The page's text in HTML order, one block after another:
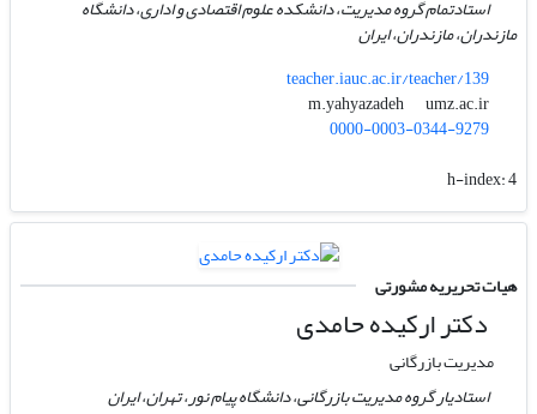
استادتمام گروه مدیریت، دانشکده علوم اقتصادی و اداری، دانشگاه
مازندران، مازندران، ایران
teacher.iauc.ac.ir/teacher/139
m.yahyazadeh
umz.ac.ir
0000-0003-0344-9279
h-index:4
هیات تحریریه مشورتی
دکتر ارکیده حامدی
مدیریت بازرگانی
استادیار گروه مدیریت بازرگانی، دانشگاه پیام نور، تهران، ایران